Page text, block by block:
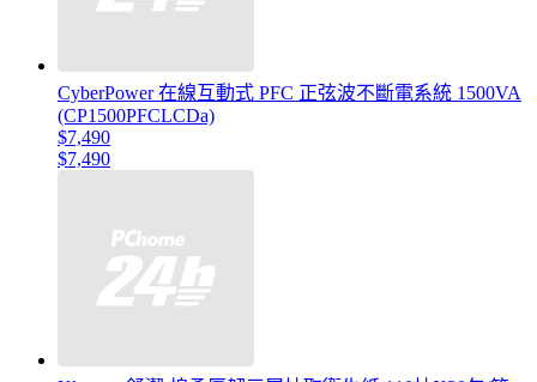
CyberPower 在線互動式 PFC 正弦波不斷電系統 1500VA
(CP1500PFCLCDa)
$7,490
$7,490